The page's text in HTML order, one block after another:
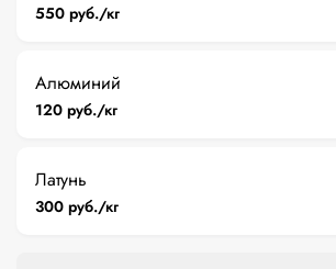
550 руб./кг
Алюминий
120 руб./кг
Латунь
300 руб./кг